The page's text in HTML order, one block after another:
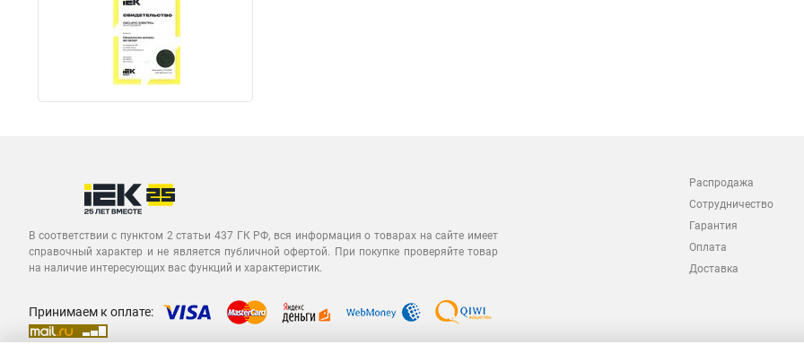
В соответствии с пунктом 2 статьи 437 ГК РФ, вся информация о товарах на сайте имеет
справочный характер и не является публичной офертой. При покупке проверяйте товар
на наличие интересующих вас функций и характеристик.
Распродажа
Сотрудничество
Гарантия
Оплата
Доставка
Принимаем к оплате: